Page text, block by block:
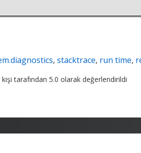
, stacktrace, run time,
kişi tarafından 5.0 olarak değerlendirildi